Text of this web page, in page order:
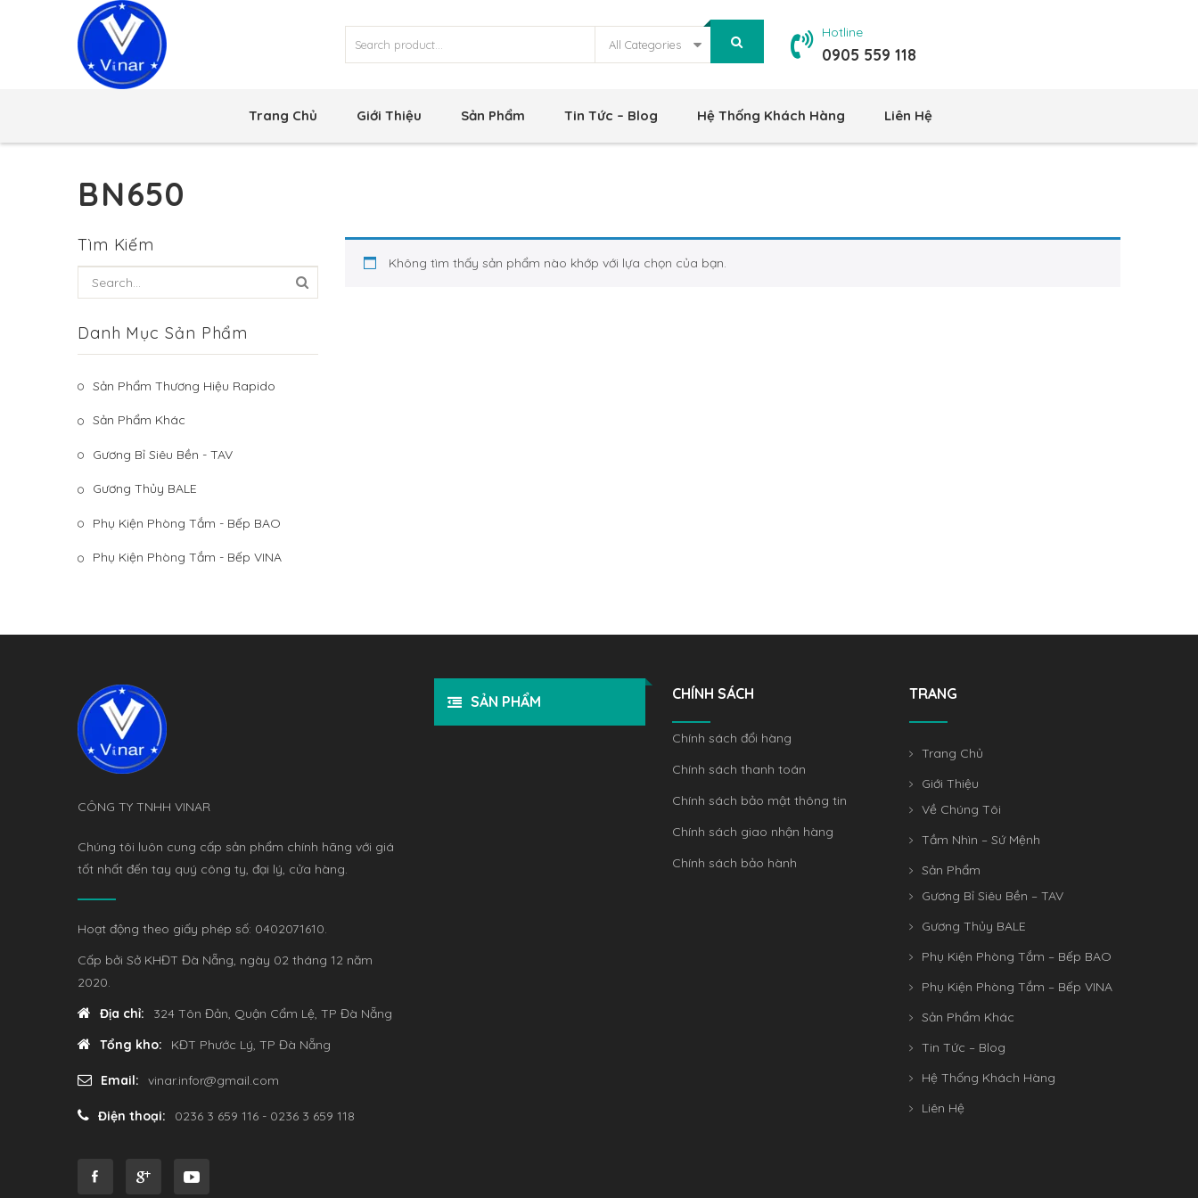
All Categories
Hotline
0905 559 118
Trang Chủ Giới Thiệu Sản Phẩm Tin Tức – Blog Hệ Thống Khách Hàng Liên Hệ
BN650
Tìm Kiếm
Danh Mục Sản Phẩm
Sản Phẩm Thương Hiệu Rapido
Sản Phẩm Khác
Gương Bỉ Siêu Bền - TAV
Gương Thủy BALE
Phụ Kiện Phòng Tắm - Bếp BAO
Phụ Kiện Phòng Tắm - Bếp VINA
Không tìm thấy sản phẩm nào khớp với lựa chọn của bạn.
CÔNG TY TNHH VINAR
Chúng tôi luôn cung cấp sản phẩm chính hãng với giá
tốt nhất đến tay quý công ty, đại lý, cửa hàng.
Hoạt động theo giấy phép số: 0402071610.
Cấp bởi Sở KHĐT Đà Nẵng, ngày 02 tháng 12 năm
2020.
Địa chỉ:
324 Tôn Đản, Quận Cẩm Lệ, TP Đà Nẵng
Tổng kho:
KĐT Phước Lý, TP Đà Nẵng
Email: vinar.infor@gmail.com
Điện thoại: 0236 3 659 116 - 0236 3 659 118
SẢN PHẨM CHÍNH SÁCH
Chính sách đổi hàng
Chính sách thanh toán
Chính sách bảo mật thông tin
Chính sách giao nhận hàng
Chính sách bảo hành
TRANG
Trang Chủ
Giới Thiệu
Về Chúng Tôi
Tầm Nhìn – Sứ Mệnh
Sản Phẩm
Gương Bỉ Siêu Bền – TAV
Gương Thủy BALE
Phụ Kiện Phòng Tắm – Bếp BAO
Phụ Kiện Phòng Tắm – Bếp VINA
Sản Phẩm Khác
Tin Tức – Blog
Hệ Thống Khách Hàng
Liên Hệ